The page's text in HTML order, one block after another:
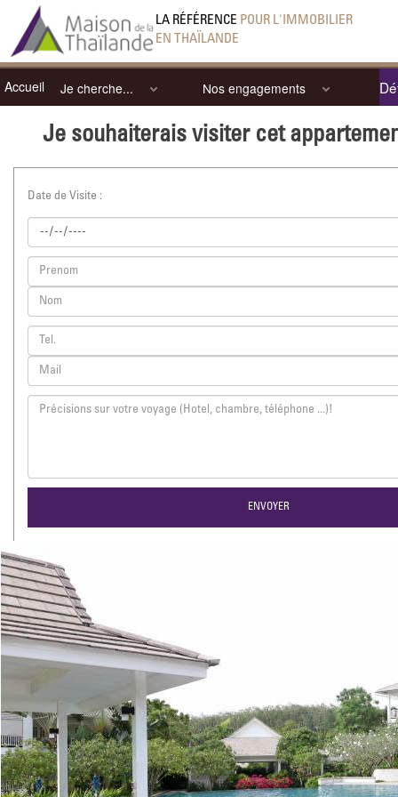
LA RÉFÉRENCE POUR L'IMMOBILIER
EN THAÏLANDE
Accueil Je cherche... Nos engagements
Je souhaiterais visiter cet
Date de Visite :